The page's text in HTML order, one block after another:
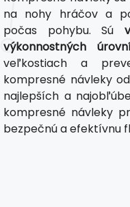
na nohy hráčov a
počas pohybu. Sú
výkonnostných
veľkostiach a
kompresné návleky
najlepších a
kompresné návleky
bezpečnú a efektívnu